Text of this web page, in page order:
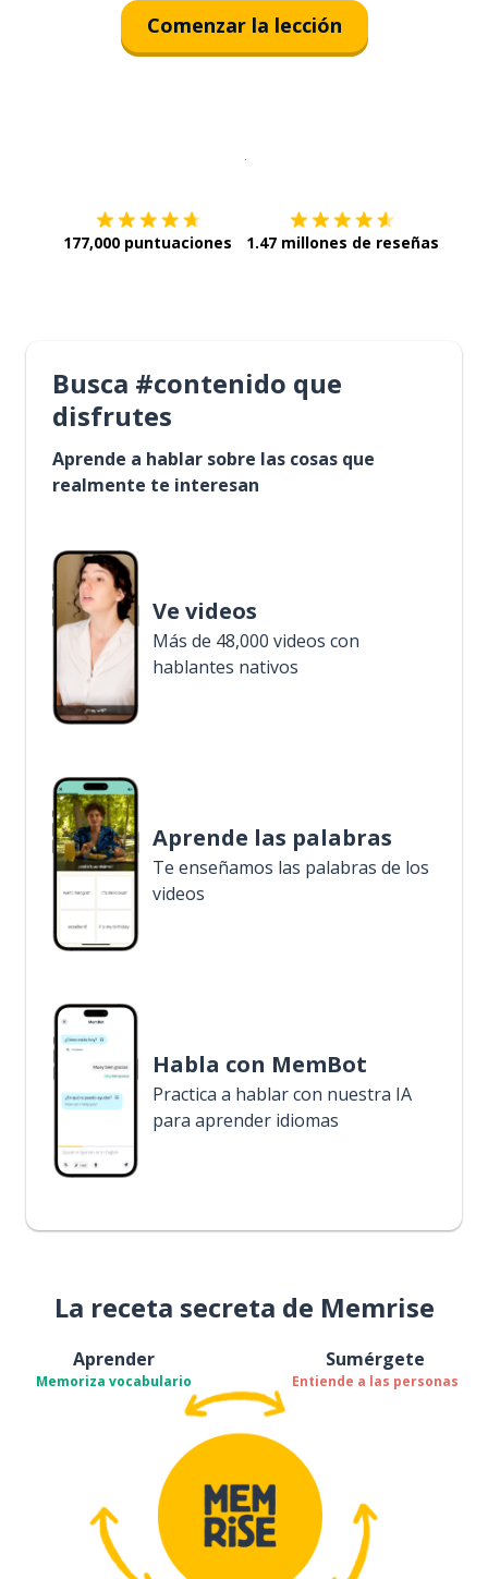
Comenzar la lección
177,000 puntuaciones 1.47 millones de reseñas
Busca #contenido que
disfrutes
Aprende a hablar sobre las cosas que
realmente te interesan
Ve videos
Más de 48,000 videos con
hablantes nativos
Aprende las palabras
Te enseñamos las palabras de los
videos
Habla con MemBot
Practica a hablar con nuestra IA
para aprender idiomas
La receta secreta de Memrise
Aprender
Memoriza vocabulario
Sumérgete
Entiende a las personas